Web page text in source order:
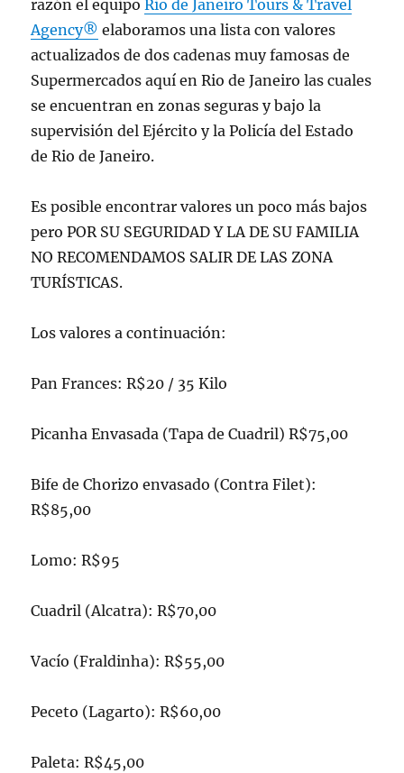
razón el equipoRio de Janeiro Tours & Travel
Agency® elaboramos una lista con valores
actualizados de dos cadenas muy famosas de
Supermercados aquí en Rio de Janeiro las cuales
se encuentran en zonas seguras y bajo la
supervisión del Ejército y la Policía del Estado
de Rio de Janeiro.
Es posible encontrar valores un poco más bajos
pero POR SU SEGURIDAD Y LA DE SU FAMILIA
NO RECOMENDAMOS SALIR DE LAS ZONA
TURÍSTICAS.
Los valores a continuación:
Pan Frances: R$20 / 35 Kilo
Picanha Envasada (Tapa de Cuadril) R$75,00
Bife de Chorizo envasado (Contra Filet):
R$85,00
Lomo: R$95
Cuadril (Alcatra): R$70,00
Vacío (Fraldinha): R$55,00
Peceto (Lagarto): R$60,00
Paleta: R$45,00